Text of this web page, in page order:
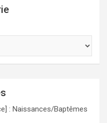
: Naissances/Baptêmes